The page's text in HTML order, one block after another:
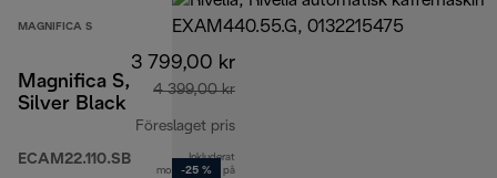
MAGNIFICA S
Magnifica S,
Silver Black
ECAM22.110.SB
3 799,00 kr
4 399,00 kr
Föreslaget pris
Inkluderat
momsbelopp på
-25 %